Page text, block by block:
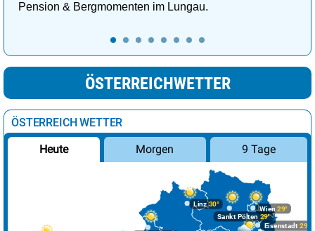
Pension & Bergmomenten im Lungau.
ÖSTERREICHWETTER
ÖSTERREICH WETTER
Heute Morgen 9 Tage
Linz30°
Wien 29°
Eisenstadt 29°
Sankt Pölten 29°